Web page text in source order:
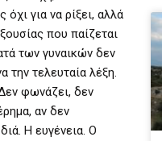
για να ρίξει, αλλά
που παίζεται
των γυναικών δεν
την τελευταία λέξη.
φωνάζει, δεν
αν δεν
Η ευγένεια. Ο